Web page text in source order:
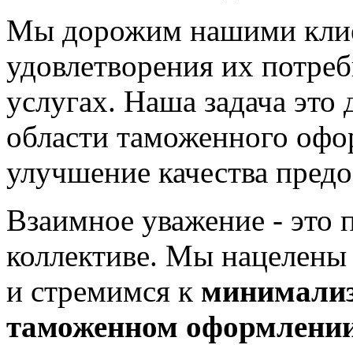
Мы дорожим нашими
удовлетворения их
услугах. Наша задача
области таможенного
улучшение качества
Взаимное уважение -
коллективе. Мы
и стремимся к
таможенном